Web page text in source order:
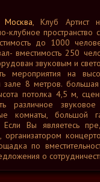
Москва, Клуб Артист
клубное
до 1000
вместимость 250
звуковым и
мероприятия на
зале 8 метров.
потолка 4,5 м,
различное
комнаты, большой
Если Вы являетесь
по
о